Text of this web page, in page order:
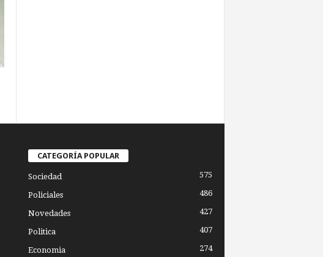
CATEGORÍA POPULAR
Sociedad 575
Policiales 486
Novedades 427
Politica 407
Economia 274